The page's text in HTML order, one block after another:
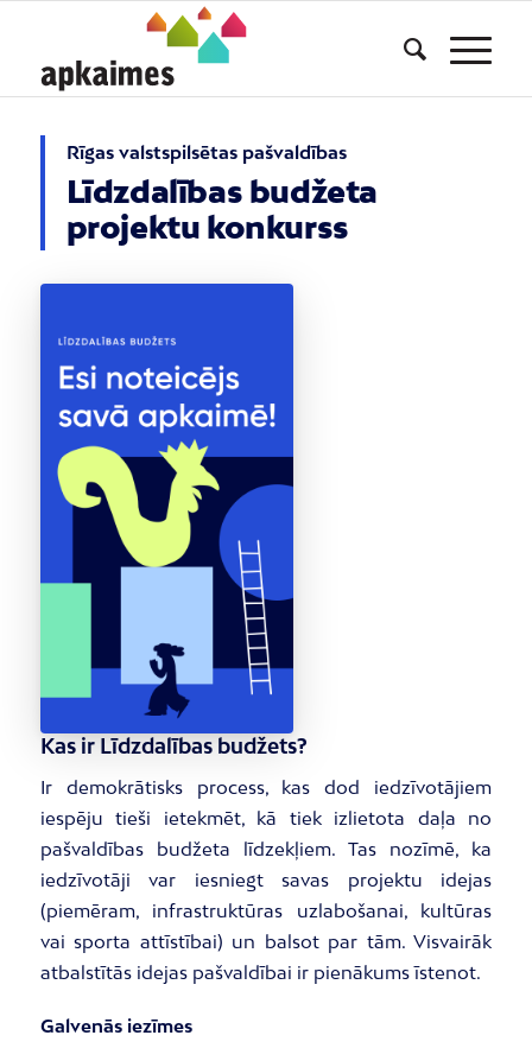
Rīgas valstspilsētas pašvaldības
Līdzdalības budžeta
projektu konkurss
Kas ir Līdzdalības budžets?
Ir demokrātisks process, kas dod iedzīvotājiem
iespēju tieši ietekmēt, kā tiek izlietota daļa no
pašvaldības budžeta līdzekļiem. Tas nozīmē, ka
iedzīvotāji var iesniegt savas projektu idejas
(piemēram, infrastruktūras uzlabošanai, kultūras
vai sporta attīstībai) un balsot par tām. Visvairāk
atbalstītās idejas pašvaldībai ir pienākums īstenot.
Galvenās iezīmes